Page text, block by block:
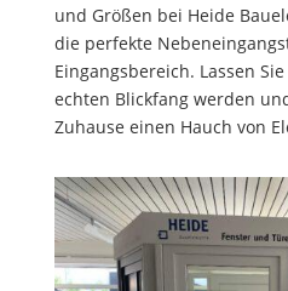
und Größen bei Heide
die perfekte
Eingangsbereich. Lassen
echten Blickfang werden
Zuhause einen Hauch von